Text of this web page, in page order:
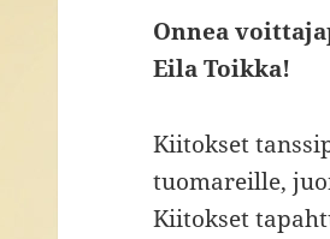
Onnea
Eila Toikka!
Kiitokset
tuomareille,
Kiitokset